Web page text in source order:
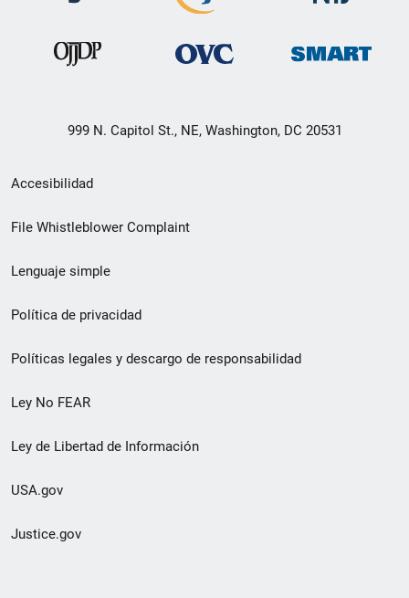
999 N. Capitol St., NE, Washington, DC 20531
Menú
de
de
pie
de
página
Accesibilidad
File Whistleblower Complaint
Lenguaje simple
Política de privacidad
Políticas legales y descargo de responsabilidad
Ley No FEAR
Ley de Libertad de Información
USA.gov
Justice.gov